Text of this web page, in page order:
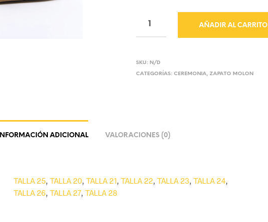
AÑADIR AL CARRITO
SKU: N/D
CATEGORÍAS:CEREMONIA,ZAPATO MOLON
INFORMACIÓN ADICIONAL VALORACIONES (0)
TALLA 25 TALLA 20 TALLA 21 TALLA 22 TALLA 23 TALLA 24
TALLA 26 TALLA 27 TALLA 28